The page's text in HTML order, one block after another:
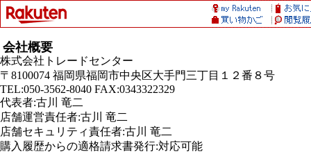
会社概要
株式会社トレードセンター
〒8100074 福岡県福岡市中央区大手門三丁目１２番８号
TEL:050-3562-8040 FAX:0343322329
代表者:古川 竜二
店舗運営責任者:古川 竜二
店舗セキュリティ責任者:古川 竜二
購入履歴からの適格請求書発行:対応可能